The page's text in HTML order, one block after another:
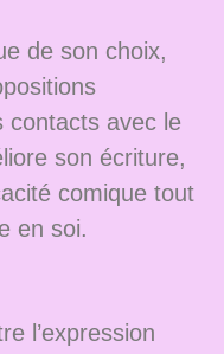
de son choix,
contacts avec le
son écriture,
comique tout
en soi.
l’expression